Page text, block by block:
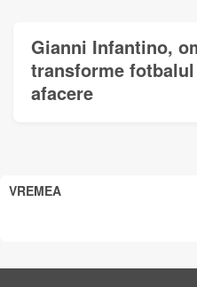
Gianni Infantino,
transforme
afacere
VREMEA